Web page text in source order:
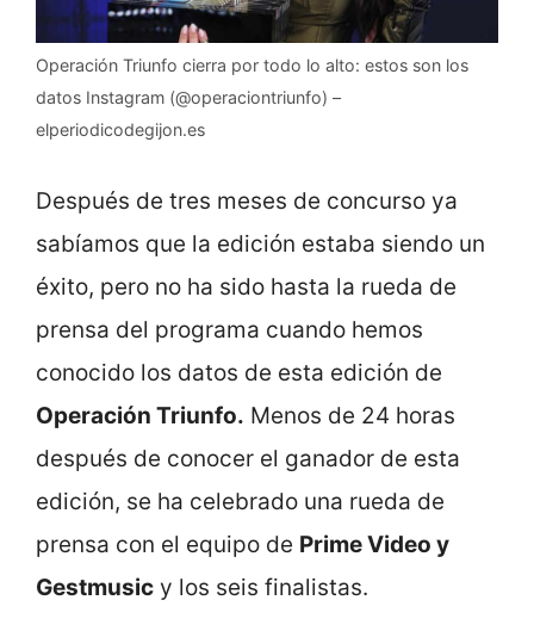
Operación Triunfo cierra por todo lo alto: estos son los
datos Instagram (@operaciontriunfo) –
elperiodicodegijon.es
Después de tres meses de concurso ya
sabíamos que la edición estaba siendo un
éxito, pero no ha sido hasta la rueda de
prensa del programa cuando hemos
conocido los datos de esta edición de
Operación Triunfo. Menos de 24 horas
después de conocer el ganador de esta
edición, se ha celebrado una rueda de
prensa con el equipo de Prime Video y
Gestmusic y los seis finalistas.